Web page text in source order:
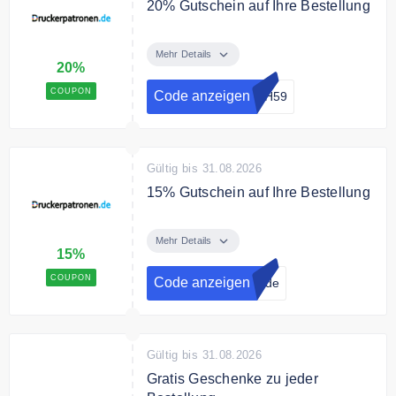
20%
COUPON
20% Gutschein auf Ihre Bestellung
Rabatt auf Ihre gesamte
Mehr Details
Code anzeigen GH59
15%
COUPON
Gültig bis 31.08.2026
15% Gutschein auf Ihre Bestellung
Druckerpatronen.de Newsletter an
und erhalten Sie 15% Rabatt auf
Ihre Bestellung.
Mehr Details
Code anzeigen n.de
Gültig bis 31.08.2026
Gratis Geschenke zu jeder